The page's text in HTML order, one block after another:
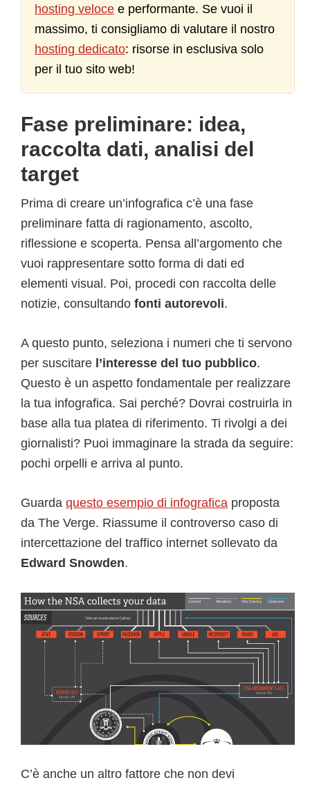
hosting veloce e performante. Se vuoi il
massimo, ti consigliamo di valutare il nostro
hosting dedicato: risorse in esclusiva solo
per il tuo sito web!
Fase preliminare: idea,
raccolta dati, analisi del
target
Prima di creare un’infografica c’è una fase
preliminare fatta di ragionamento, ascolto,
riflessione e scoperta. Pensa all’argomento che
vuoi rappresentare sotto forma di dati ed
elementi visual. Poi, procedi con raccolta delle
notizie, consultando fonti autorevoli.
A questo punto, seleziona i numeri che ti servono
per suscitare l’interesse del tuo pubblico.
Questo è un aspetto fondamentale per realizzare
la tua infografica. Sai perché? Dovrai costruirla in
base alla tua platea di riferimento. Ti rivolgi a dei
giornalisti? Puoi immaginare la strada da seguire:
pochi orpelli e arriva al punto.
Guarda questo esempio di infografica proposta
da The Verge. Riassume il controverso caso di
intercettazione del traffico internet sollevato da
Edward Snowden.
C’è anche un altro fattore che non devi